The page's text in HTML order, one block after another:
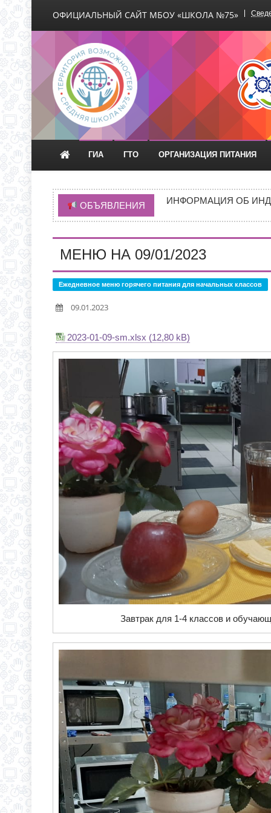
ОФИЦИАЛЬНЫЙ САЙТ МБОУ «ШКОЛА №75»
Официальный сайт
ГИА ГТО ОРГАНИЗАЦИЯ ПИТАНИЯ
ОБЪЯВЛЕНИЯ
ВРЕМЯ ОТКРЫТИЯ
ИНФОРМАЦИЯ ОБ
ИНФОРМАЦИЯ О
НОВАЯ ЭПИДЕМИЯ
С 1 СЕНТЯБРЯ 2026
Д.3 (МОДУЛЬНОЕ
МЕНЮ НА 09/01/2023
Ежедневное меню горячего питания для начальных классов
09.01.2023
2023-01-09-sm.xlsx
Завтрак для 1-4 классов и